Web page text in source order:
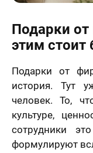
Подарки
этим стоит
Подарки от
история. Тут
человек. То,
культуре,
сотрудники
формулируют